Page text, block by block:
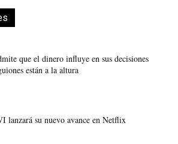
que el dinero influye en sus decisiones
están a la altura
lanzará su nuevo avance en Netflix